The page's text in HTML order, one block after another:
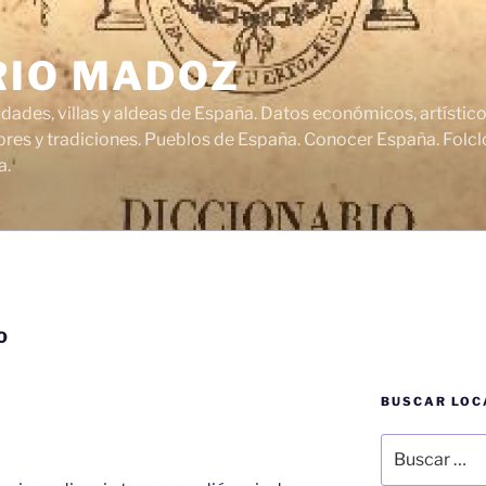
MADOZ
villas y aldeas de España. Datos económicos,
y tradiciones. Pueblos de España. Conocer España.
BUSCAR
por: